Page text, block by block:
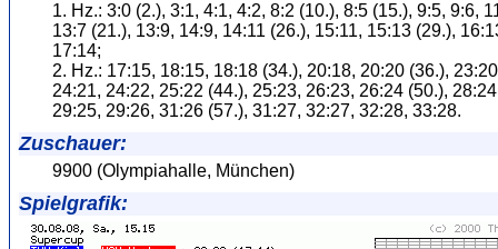
1. Hz.: 3:0 (2.), 3:1, 4:1, 4:2, 8:2 (10.), 8:5 (15.), 9:5, 9:6,
13:7 (21.), 13:9, 14:9, 14:11 (26.), 15:11, 15:13 (29.),
17:14;
2. Hz.: 17:15, 18:15, 18:18 (34.), 20:18, 20:20 (36.),
24:21, 24:22, 25:22 (44.), 25:23, 26:23, 26:24 (50.),
29:25, 29:26, 31:26 (57.), 31:27, 32:27, 32:28, 33:28.
Zuschauer:
9900 (Olympiahalle, München)
Spielgrafik: